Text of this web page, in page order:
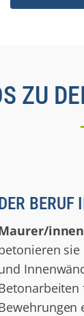
ZU
BERUF
innen
sie